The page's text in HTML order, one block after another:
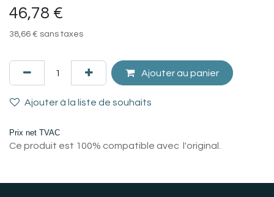
46,78 €
38,66 € sans taxes
Ajouter au panier
Ajouter à la liste de souhaits
Prix net TVAC
Ce produit est 100% compatible avec l'original.